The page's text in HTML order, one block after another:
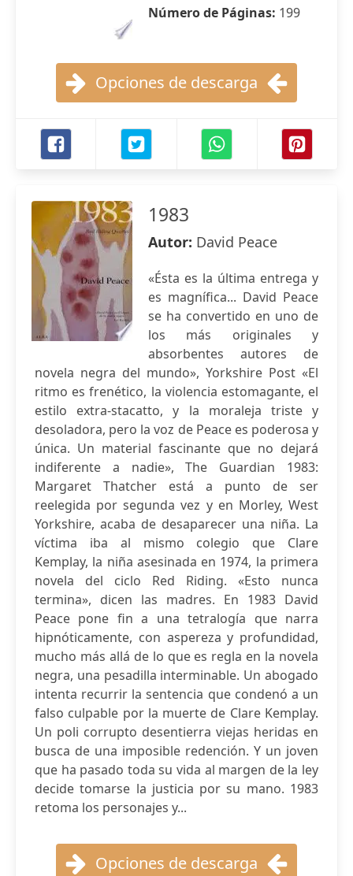
Número de Páginas: 199
Opciones de descarga
1983
Autor: David Peace
«Ésta es la última entrega y
es magnífica... David Peace
se ha convertido en uno de
los más originales y
absorbentes autores de
novela negra del mundo», Yorkshire Post «El
ritmo es frenético, la violencia estomagante, el
estilo extra-stacatto, y la moraleja triste y
desoladora, pero la voz de Peace es poderosa y
única. Un material fascinante que no dejará
indiferente a nadie», The Guardian 1983:
Margaret Thatcher está a punto de ser
reelegida por segunda vez y en Morley, West
Yorkshire, acaba de desaparecer una niña. La
víctima iba al mismo colegio que Clare
Kemplay, la niña asesinada en 1974, la primera
novela del ciclo Red Riding. «Esto nunca
termina», dicen las madres. En 1983 David
Peace pone fin a una tetralogía que narra
hipnóticamente, con aspereza y profundidad,
mucho más allá de lo que es regla en la novela
negra, una pesadilla interminable. Un abogado
intenta recurrir la sentencia que condenó a un
falso culpable por la muerte de Clare Kemplay.
Un poli corrupto desentierra viejas heridas en
busca de una imposible redención. Y un joven
que ha pasado toda su vida al margen de la ley
decide tomarse la justicia por su mano. 1983
retoma los personajes y...
Opciones de descarga